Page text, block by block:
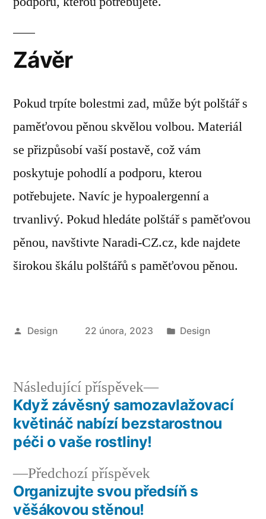
Závěr
Pokud trpíte bolestmi zad, může být polštář s
paměťovou pěnou skvělou volbou. Materiál
se přizpůsobí vaší postavě, což vám
poskytuje pohodlí a podporu, kterou
potřebujete. Navíc je hypoalergenní a
trvanlivý. Pokud hledáte polštář s paměťovou
pěnou, navštivte Naradi-CZ.cz, kde najdete
širokou škálu polštářů s paměťovou pěnou.
Autor
Design 22 února, 2023
Publikováno
Design
Navigace
pro
příspěvek
Předchozí příspěvekPředchozí
příspěvek:
Organizujte svou předsíň s
věšákovou stěnou!
Následující příspěvek
Následující
příspěvek:
Když závěsný samozavlažovací
květináč nabízí bezstarostnou
péči o vaše rostliny!